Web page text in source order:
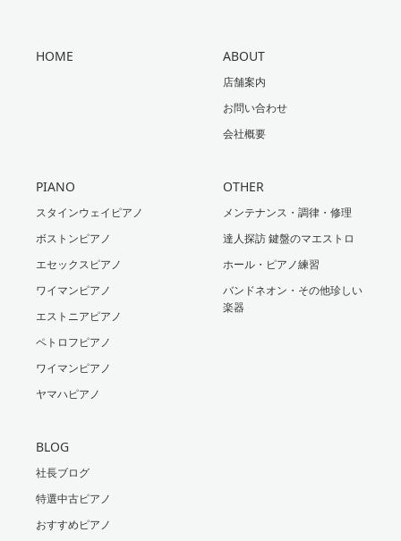
HOME ABOUT
店舗案内
お問い合わせ
会社概要
PIANO
スタインウェイピアノ
ボストンピアノ
エセックスピアノ
ワイマンピアノ
エストニアピアノ
ペトロフピアノ
ワイマンピアノ
ヤマハピアノ
OTHER
メンテナンス・調律・修理
達人探訪 鍵盤のマエストロ
ホール・ピアノ練習
バンドネオン・その他珍しい
楽器
BLOG
社長ブログ
特選中古ピアノ
おすすめピアノ